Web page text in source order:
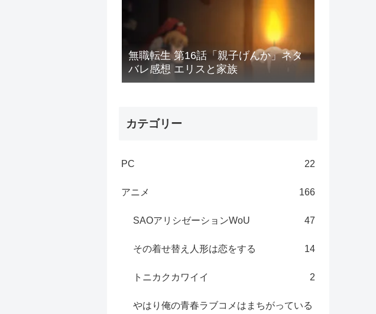
無職転生 第16話「親子げんか」ネタ
バレ感想 エリスと家族
カテゴリー
PC 22
アニメ 166
SAOアリシゼーションWoU 47
その着せ替え人形は恋をする 14
トニカクカワイイ 2
やはり俺の青春ラブコメはまちがっている